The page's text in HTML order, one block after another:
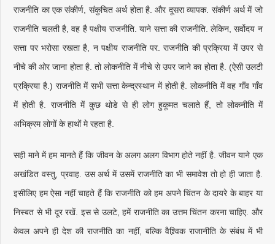
राजनीति का एक संकीर्ण, संकुचित अर्थ होता है. और दूसरा व्यापक. संकीर्ण अर्थ में जो
राजनीति चलती है, वह है पक्षीय राजनीति. याने सत्ता की राजनीति. लेकिन, सर्वोदय न
सत्ता पर भरोसा रखता है, न पक्षीय राजनीति पर. राजनीति की प्रक्रिया में उपर से
नीचे की ओर जाना होता है. तो लोकनीति में नीचे से उपर जाने का होता है. (ऐसी उलटी
प्रक्रिया है.) राजनीति में सभी सत्ता केन्द्रस्थान में होती है. लोकनीति में वह गाँव गाँव
में होती है. राजनीति में कुछ थोडे से ही लोग हुकूमत चलाते हैं, तो लोकनीति में
अभिक्रम लोगों के हाथों मे रहता है.
सही माने में हम मानते हैं कि जीवन के अलग अलग विभाग होते नहीं है. जीवन याने एक
अखंडित वस्तु, प्रवाह. उस अर्थ में उसमें राजनीति का भी समावेश तो हो ही जाता है.
इसीलिए हम ऐसा नहीं चाहते हैं कि राजनीति को हम अपने चिंतन के दायरे के बाहर या
निस्बत से भी दूर रखें. इस से उलटे, हमें राजनीति का उत्तम चिंतन करना चाहिए. और
केवल अपने ही देश की राजनीति का नहीं, बल्कि वैश्र्विक राजानीति के संबंध में भी